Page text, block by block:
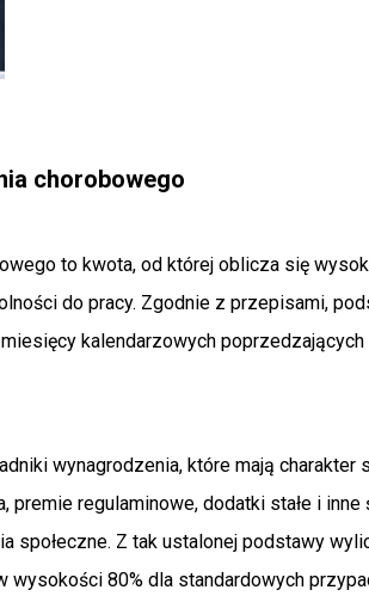
chorobowego
to kwota, od której oblicza się
do pracy. Zgodnie z przepisami,
kalendarzowych
wynagrodzenia, które mają charakter
premie regulaminowe, dodatki stałe i
społeczne. Z tak ustalonej podstawy
80% dla standardowych